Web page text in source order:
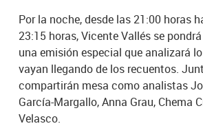
Por la noche, desde las 21:00 horas
23:15 horas, Vicente Vallés se
una emisión especial que analizará
vayan llegando de los recuentos.
compartirán mesa como analistas
García-Margallo, Anna Grau, Chema
Velasco.